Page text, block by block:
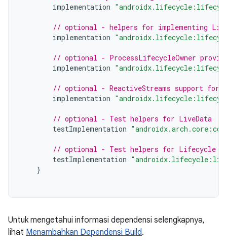
implementation
// optional - helpers for implementing
implementation
// optional - ProcessLifecycleOwner
implementation
// optional - ReactiveStreams support for
implementation
// optional - Test helpers for LiveData
testImplementation
// optional - Test helpers for Lifecycle
testImplementation
}
Untuk mengetahui informasi dependensi selengkapnya,
lihat Menambahkan Dependensi Build.